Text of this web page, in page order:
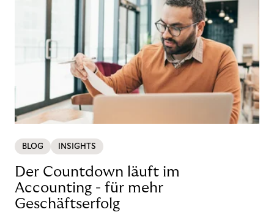
BLOG INSIGHTS
Der Countdown läuft im
Accounting - für mehr
Geschäftserfolg